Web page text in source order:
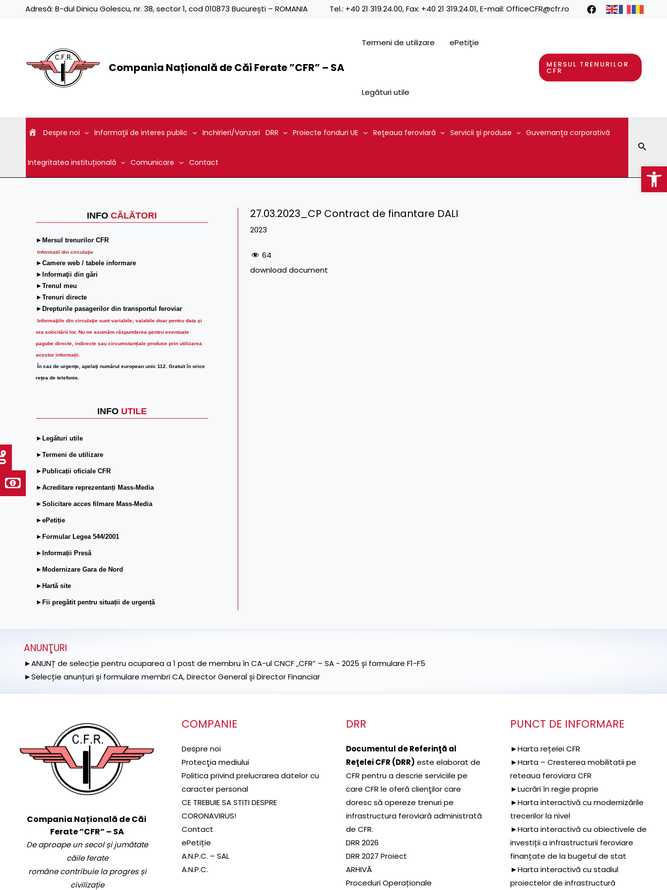
Adresă: B-dul Dinicu Golescu, nr. 38, sector 1, cod 010873 București – ROMANIA Tel.: +40 21 319.24.00, Fax: +40 21 319.24.01, E-mail: OfficeCFR@cfr.ro
Compania Națională de Căi Ferate ”CFR” – SA
Termeni de utilizare ePetiţie
Legături utile
MERSUL TRENURILOR
CFR
Despre noi Informaţii de interes public Inchirieri/Vanzari DRR Proiecte fonduri UE Reţeaua feroviară Servicii şi produse Guvernanţa corporativă
Integritatea instituțională Comunicare Contact
INFO CĂLĂTORI
►Mersul trenurilor CFR
Informatii din circulaţie
►Camere web / tabele informare
►Informaţii din gări
►Trenul meu
►Trenuri directe
►Drepturile pasagerilor din transportul feroviar
Informaţiile din circulaţie sunt variabile, valabile doar pentru data şi
ora solicitării lor. Nu ne asumăm răspunderea pentru eventuale
pagube directe, indirecte sau circumstanțiale produse prin utilizarea
acestor informații.
În caz de urgenţe, apelaţi numărul european unic 112. Gratuit în orice
reţea de telefonie.
INFO UTILE
►Legături utile
►Termeni de utilizare
►Publicații oficiale CFR
►Acreditare reprezentanți Mass-Media
►Solicitare acces filmare Mass-Media
►ePetiție
►Formular Legea 544/2001
►Informații Presă
►Modernizare Gara de Nord
►Hartă site
►Fii pregătit pentru situații de urgență
27.03.2023_CP Contract de finantare DALI
2023
64
download document
ANUNŢURI
►ANUNȚ de selecție pentru ocuparea a 1 post de membru în CA-ul CNCF „CFR” – SA - 2025 și formulare F1-F5
►Selecție anunțuri și formulare membri CA, Director General și Director Financiar
Compania Națională de Căi
Ferate ”CFR” – SA
De aproape un secol și jumătate
căile ferate
române contribuie la progres și
civilizație
COMPANIE
Despre noi
Protecţia mediului
Politica privind prelucrarea datelor cu
caracter personal
CE TREBUIE SA STITI DESPRE
CORONAVIRUS!
Contact
ePetiție
A.N.P.C. – SAL
A.N.P.C.
DRR
Documentul de Referinţă al
Reţelei CFR (DRR) este elaborat de
CFR pentru a descrie serviciile pe
care CFR le oferă clienţilor care
doresc să opereze trenuri pe
infrastructura feroviară administrată
de CFR.
DRR 2026
DRR 2027 Proiect
ARHIVĂ
Proceduri Operaționale
PUNCT DE INFORMARE
►Harta rețelei CFR
►Harta – Cresterea mobilitatii pe
reteaua feroviara CFR
►Lucrări în regie proprie
►Harta interactivă cu modernizările
trecerilor la nivel
►Harta interactivă cu obiectivele de
investiții a infrastructurii feroviare
finanțate de la bugetul de stat
►Harta interactivă cu stadiul
proiectelor de infrastructură